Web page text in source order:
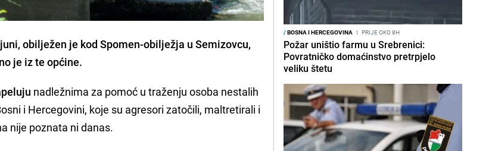
obilježen je kod Spomen-obilježja u Semizovcu,
je iz te općine.
nadležnima za pomoć u traženju osoba nestalih
i Hercegovini, koje su agresori zatočili, maltretirali i
nije poznata ni danas.
/BOSNA I HERCEGOVINA I PRIJE OKO 8H
Požar uništio farmu u Srebrenici:
Povratničko domaćinstvo pretrpjelo
veliku štetu